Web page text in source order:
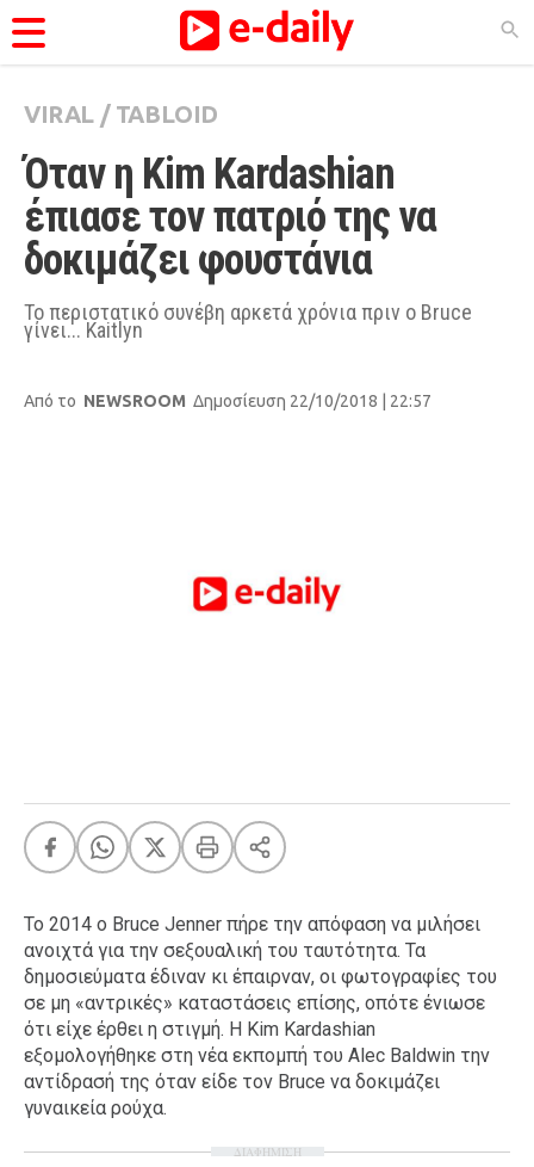
ΚΑΤΗΓΟΡΊΕΣ
Ειδήσεις
Θέματα
Videos
Podcasts
Viral
Life
A-List LGBTQI+
LIFE
Food
Body+Mind
Ταξίδια
VIRAL / TABLOID
Όταν η Kim Kardashian
έπιασε τον πατριό της να
δοκιμάζει φουστάνια
Το περιστατικό συνέβη αρκετά χρόνια πριν ο Bruce
γίνει... Kaitlyn
Από το NEWSROOM Δημοσίευση 22/10/2018 | 22:57
Το 2014 ο Bruce Jenner πήρε την απόφαση να μιλήσει
ανοιχτά για την σεξουαλική του ταυτότητα. Τα
δημοσιεύματα έδιναν κι έπαιρναν, οι φωτογραφίες του
σε μη «αντρικές» καταστάσεις επίσης, οπότε ένιωσε
ότι είχε έρθει η στιγμή. Η Kim Kardashian
εξομολογήθηκε στη νέα εκπομπή του Alec Baldwin την
αντίδρασή της όταν είδε τον Bruce να δοκιμάζει
γυναικεία ρούχα.
ΔΙΑΦΗΜΙΣΗ